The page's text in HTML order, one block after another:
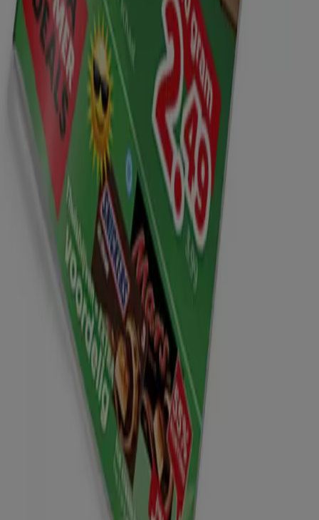
Advertentie
Tiendeo is onderdeel van Shopfully, het techbedrijf dat
lokaal winkelen wereldwijd opnieuw uitvindt.